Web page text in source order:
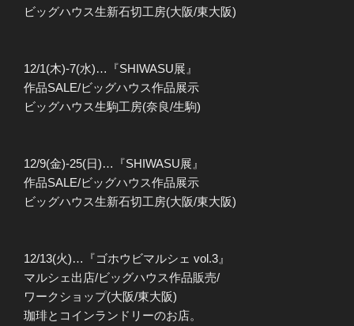
ビッグハウス生新石切工房(大阪/東大阪)
12/1(木)-7(水)…『SHIWASU展』
作品SALE/ビッグハウス作品展示
ビッグハウス生駒工房(奈良/生駒)
12/9(金)-25(日)…『SHIWASU展』
作品SALE/ビッグハウス作品展示
ビッグハウス生新石切工房(大阪/東大阪)
12/13(火)…『ゴホウビマルシェ vol.3』
マルシェ出店/ビッグハウス作品販売/
ワークショップ(大阪/東大阪)
珈琲とコインランドリーのお店。